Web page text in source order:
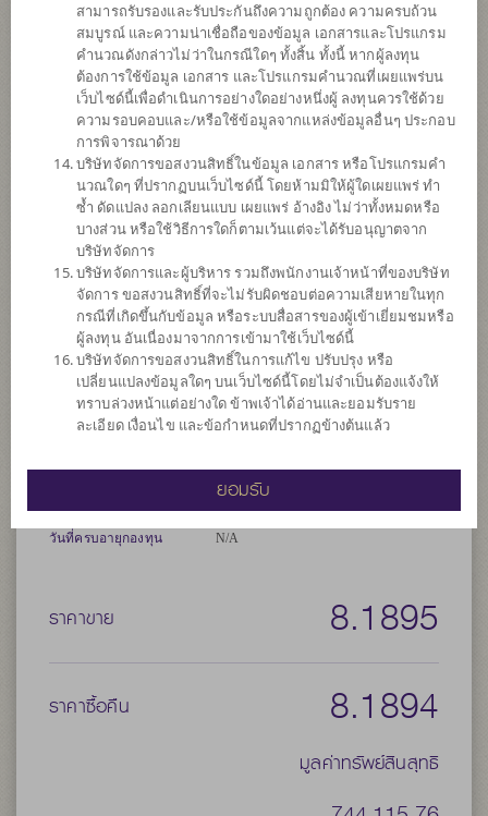
เน้นลงทุนในหน่วยลงทุนของกองทุนรวมต่างประเทศเพียงกองทุนเดียว
(Feeder Fund) ได้แก่ UTI India Dynamic Equity Fund (กองทุนหลัก)
Institutional Accumulating Class สกุลเงิน USD กองทุนหลักมี
วัตถุประสงค์ที่จะสร้างการเติบโตของสินทรัพย์ที่ลงทุนในระยะปาน
กลางถึงระยะยาวผ่านการลงทุนในหุ้นอินเดียที่มีศักยภาพในการเติบโต
เป็นหลัก ซึ่งเป็นหุ้นจดทะเบียนในตลาดหลักทรัพย์ Bombay Stock
Exchange และ National Stock Exchange ประเทศอินเดีย โดยจะลงทุน
มากกว่า 75% ของมูลค่าทรัพย์สินสุทธิ ในตราสารทุนและหลักทรัพย์ที่
เกี่ยวข้องกับตราสารทุน
กองทุนอาจลงทุนในหน่วยลงทุนของกองทุนรวม หรือกองทุนรวม
อสังหาริมทรัพย์ (กอง1) หรือทรัสต์เพื่อการลงทุนในอสังหาริมทรัพย์
(REITs) หรือกองทุนรวมโครงสร้างพื้นฐาน (infra) ซึ่งอยู่ภายใต้การ
จัดการของบริษัทจัดการในสัดส่วนไม่เกิน 20% ของ NAV
กองทุนอาจลงทุนในสัญญาซื้อขายล่วงหน้า (Derivatives) เพื่อเพิ่ม
ประสิทธิภาพการบริหารการลงทุน (Efficient portfolio management)
และ/หรือการบริหารความเสี่ยง โดยป้องกันความเสี่ยงจากอัตราแลก
เปลี่ยน (Hedging) ตามดุลยพินิจของผู้จัดการกองทุน
ประเภทกองทุน กองทุนที่ลงทุนในต่างประเทศ
จำนวนเงินลงทุนโครงการ 3,000 ล้าน
วันที่ครบอายุกองทุน N/A
ราคาขาย 8.1895
ราคาซื้อคืน 8.1894
มูลค่าทรัพย์สินสุทธิ
สามารถรับรองและรับประกันถึงความถูกต้อง ความครบถ้วน
สมบูรณ์ และความน่าเชื่อถือของข้อมูล เอกสารและโปรแกรม
คำนวณดังกล่าวไม่ว่าในกรณีใดๆ ทั้งสิ้น ทั้งนี้ หากผู้ลงทุน
ต้องการใช้ข้อมูล เอกสาร และโปรแกรมคำนวณที่เผยแพร่บน
เว็บไซด์นี้เพื่อดำเนินการอย่างใดอย่างหนึ่งผู้ ลงทุนควรใช้ด้วย
ความรอบคอบและ/หรือใช้ข้อมูลจากแหล่งข้อมูลอื่นๆ ประกอบ
การพิจารณาด้วย
บริษัทจัดการขอสงวนสิทธิ์ในข้อมูล เอกสาร หรือโปรแกรมคำ
นวณใดๆ ที่ปรากฏบนเว็บไซด์นี้ โดยห้ามมิให้ผู้ใดเผยแพร่ ทำ
ซ้ำ ดัดแปลง ลอกเลียนแบบ เผยแพร่ อ้างอิง ไม่ว่าทั้งหมดหรือ
บางส่วน หรือใช้วิธีการใดก็ตามเว้นแต่จะได้รับอนุญาตจาก
บริษัทจัดการ
บริษัทจัดการและผู้บริหาร รวมถึงพนักงานเจ้าหน้าที่ของบริษัท
จัดการ ขอสงวนสิทธิ์ที่จะไม่รับผิดชอบต่อความเสียหายในทุก
กรณีที่เกิดขึ้นกับข้อมูล หรือระบบสื่อสารของผู้เข้าเยี่ยมชมหรือ
ผู้ลงทุน อันเนื่องมาจากการเข้ามาใช้เว็บไซด์นี้
บริษัทจัดการขอสงวนสิทธิ์ในการแก้ไข ปรับปรุง หรือ
เปลี่ยนแปลงข้อมูลใดๆ บนเว็บไซด์นี้โดยไม่จำเป็นต้องแจ้งให้
ทราบล่วงหน้าแต่อย่างใด ข้าพเจ้าได้อ่านและยอมรับราย
ละเอียด เงื่อนไข และข้อกำหนดที่ปรากฏข้างต้นแล้ว
ยอมรับ